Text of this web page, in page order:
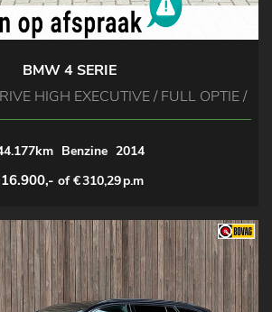
BMW 4 SERIE
HIGH EXECUTIVE / FULL OPTIE /
Benzine 2014
of €310,29p.m